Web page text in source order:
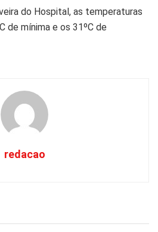
do Hospital, as temperaturas
de mínima e os 31ºC de
redacao